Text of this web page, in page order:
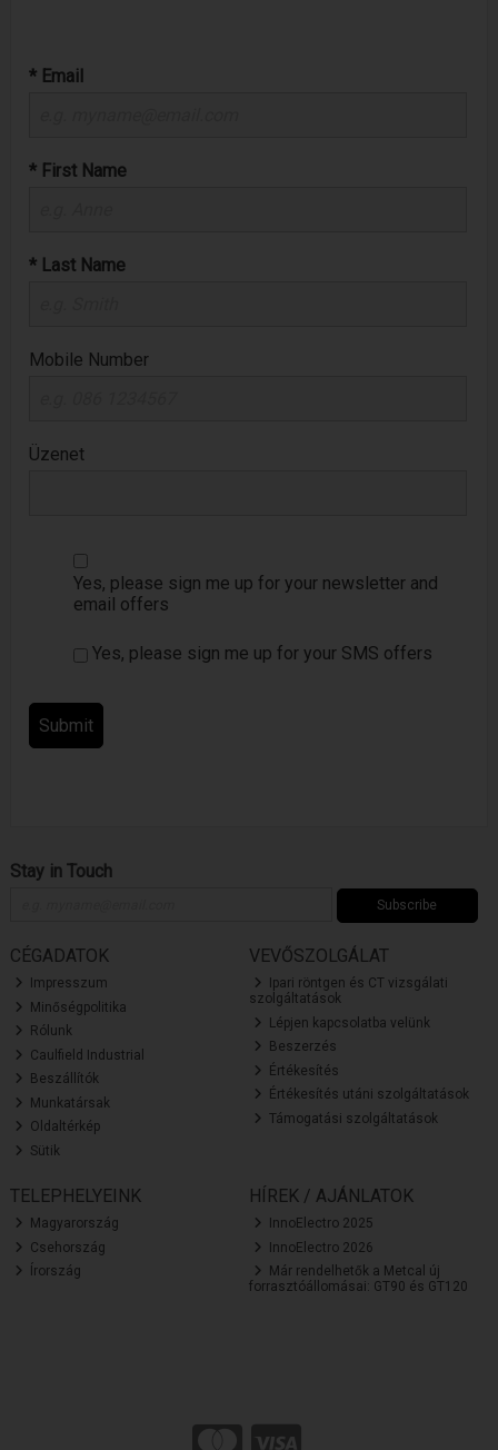
* Email
* First Name
* Last Name
Mobile Number
Üzenet
Yes, please sign me up for your newsletter and
email offers
Yes, please sign me up for your SMS offers
Stay in Touch
Subscribe
CÉGADATOK
Impresszum
Minőségpolitika
Rólunk
Caulfield Industrial
Beszállítók
Munkatársak
Oldaltérkép
Sütik
VEVŐSZOLGÁLAT
Ipari röntgen és CT vizsgálati
szolgáltatások
Lépjen kapcsolatba velünk
Beszerzés
Értékesítés
Értékesítés utáni szolgáltatások
Támogatási szolgáltatások
TELEPHELYEINK
Magyarország
Csehország
Írország
HÍREK / AJÁNLATOK
InnoElectro 2025
InnoElectro 2026
Már rendelhetők a Metcal új
forrasztóállomásai: GT90 és GT120